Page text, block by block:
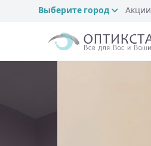
Выберите город Акции